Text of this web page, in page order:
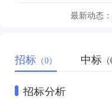
最新动态：
招标 （0） 中标
招标分析